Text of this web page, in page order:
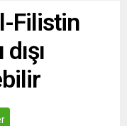
Filistin